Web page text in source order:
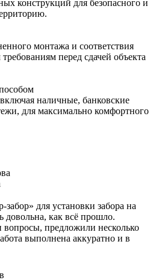
конструкций для безопасного и
монтажа и соответствия
перед сдачей объекта
наличные, банковские
для максимально комфортного
для установки забора на
довольна, как всё прошло.
вопросы, предложили несколько
выполнена аккуратно и в